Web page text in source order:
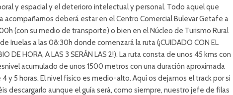
y espacial y el deterioro intelectual y personal. Todo aquel que
acompañarnos deberá estar en el Centro Comercial Bulevar Getafe a
(con su medio de transporte) o bien en el Núcleo de Turismo Rural
Iruelas a las 08:30h donde comenzará la ruta (¡CUIDADO CON EL
DE HORA, A LAS 3 SERÁN LAS 2!). La ruta consta de unos 45 kms con
acumulado de unos 1500 metros con una duración aproximada
4 y 5 horas. El nivel físico es medio-alto. Aquí os dejamos el track por si
descargarlo aunque el guía será, como siempre, nuestro jefe de filas